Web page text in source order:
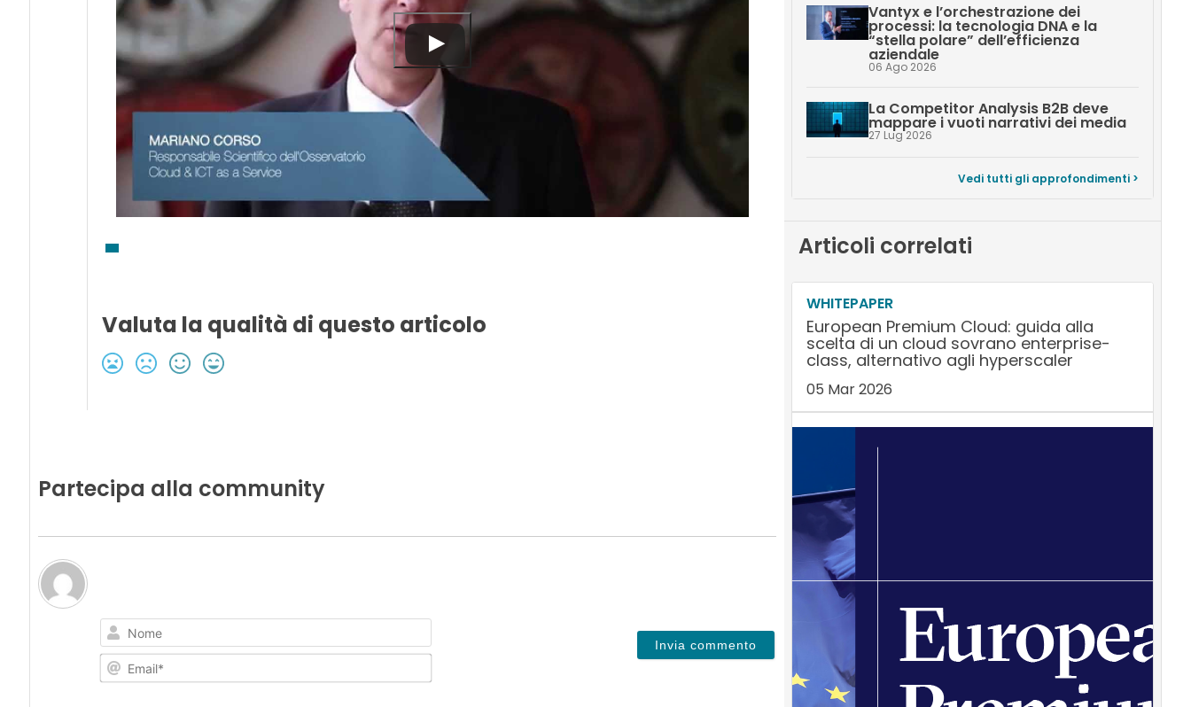
Valuta la qualità di questo articolo
Partecipa alla community
Nome
Email*
Vantyx e l’orchestrazione dei
processi: la tecnologia DNA e la
“stella polare” dell’efficienza
aziendale
06 Ago 2026
La Competitor Analysis B2B deve
mappare i vuoti narrativi dei media
27 Lug 2026
Vedi tutti gli approfondimenti >
Articoli correlati
WHITEPAPER
European Premium Cloud: guida alla
scelta di un cloud sovrano enterprise-
class, alternativo agli hyperscaler
05 Mar 2026